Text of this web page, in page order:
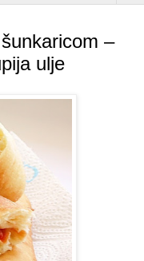
–
ulje